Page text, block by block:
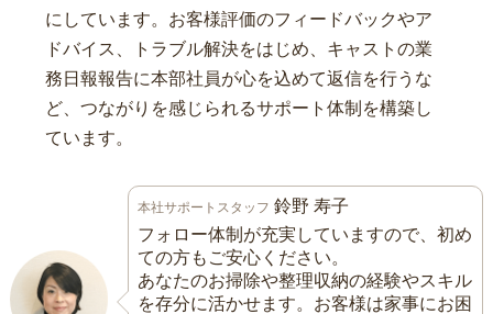
にしています。お客様評価のフィードバックやア
ドバイス、トラブル解決をはじめ、キャストの業
務日報報告に本部社員が心を込めて返信を行うな
ど、つながりを感じられるサポート体制を構築し
ています。
本社サポートスタッフ 鈴野 寿子
フォロー体制が充実していますので、初め
ての方もご安心ください。
あなたのお掃除や整理収納の経験やスキル
を存分に活かせます。お客様は家事にお困